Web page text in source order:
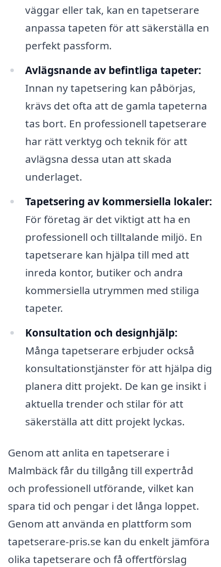
väggar eller tak, kan en tapetserare
anpassa tapeten för att säkerställa en
perfekt passform.
Avlägsnande av befintliga tapeter:
Innan ny tapetsering kan påbörjas,
krävs det ofta att de gamla tapeterna
tas bort. En professionell tapetserare
har rätt verktyg och teknik för att
avlägsna dessa utan att skada
underlaget.
Tapetsering av kommersiella lokaler:
För företag är det viktigt att ha en
professionell och tilltalande miljö. En
tapetserare kan hjälpa till med att
inreda kontor, butiker och andra
kommersiella utrymmen med stiliga
tapeter.
Konsultation och designhjälp:
Många tapetserare erbjuder också
konsultationstjänster för att hjälpa dig
planera ditt projekt. De kan ge insikt i
aktuella trender och stilar för att
säkerställa att ditt projekt lyckas.
Genom att anlita en tapetserare i
Malmbäck får du tillgång till expertråd
och professionell utförande, vilket kan
spara tid och pengar i det långa loppet.
Genom att använda en plattform som
tapetserare-pris.se kan du enkelt jämföra
olika tapetserare och få offertförslag